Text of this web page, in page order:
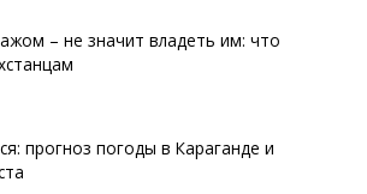
– не значит владеть им: что
прогноз погоды в Караганде и